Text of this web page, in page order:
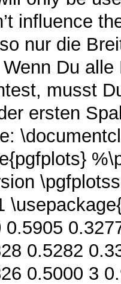
influence
nur die
Du
musst
ersten
0.5282
0.5000 3